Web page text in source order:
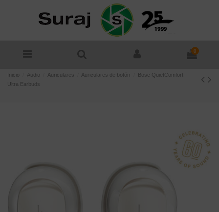
0
Inicio Audio Auriculares Auriculares de botón
Bose QuietComfort
Ultra Earbuds